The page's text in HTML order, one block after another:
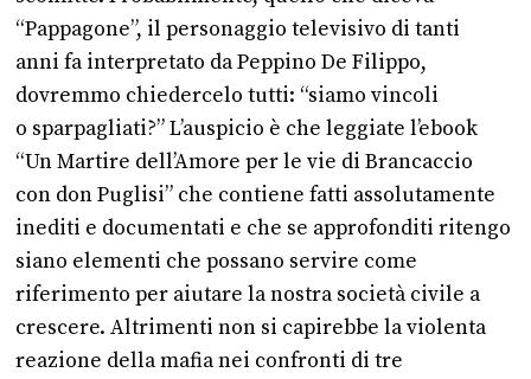
“Pappagone”, il personaggio televisivo di tanti
anni fa interpretato da Peppino De Filippo,
dovremmo chiedercelo tutti: “siamo vincoli
o sparpagliati?” L’auspicio è che leggiate l’ebook
“Un Martire dell’Amore per le vie di Brancaccio
con don Puglisi” che contiene fatti assolutamente
inediti e documentati e che se approfonditi ritengo
siano elementi che possano servire come
riferimento per aiutare la nostra società civile a
crescere. Altrimenti non si capirebbe la violenta
reazione della mafia nei confronti di tre